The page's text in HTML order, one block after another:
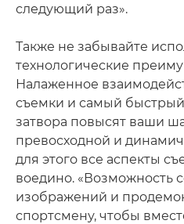
следующий раз».
Также не забывайте
технологические
Налаженное
съемки и самый
затвора повысят ваши
превосходной и
для этого все аспекты
воедино. «Возможность
изображений и
спортсмену, чтобы